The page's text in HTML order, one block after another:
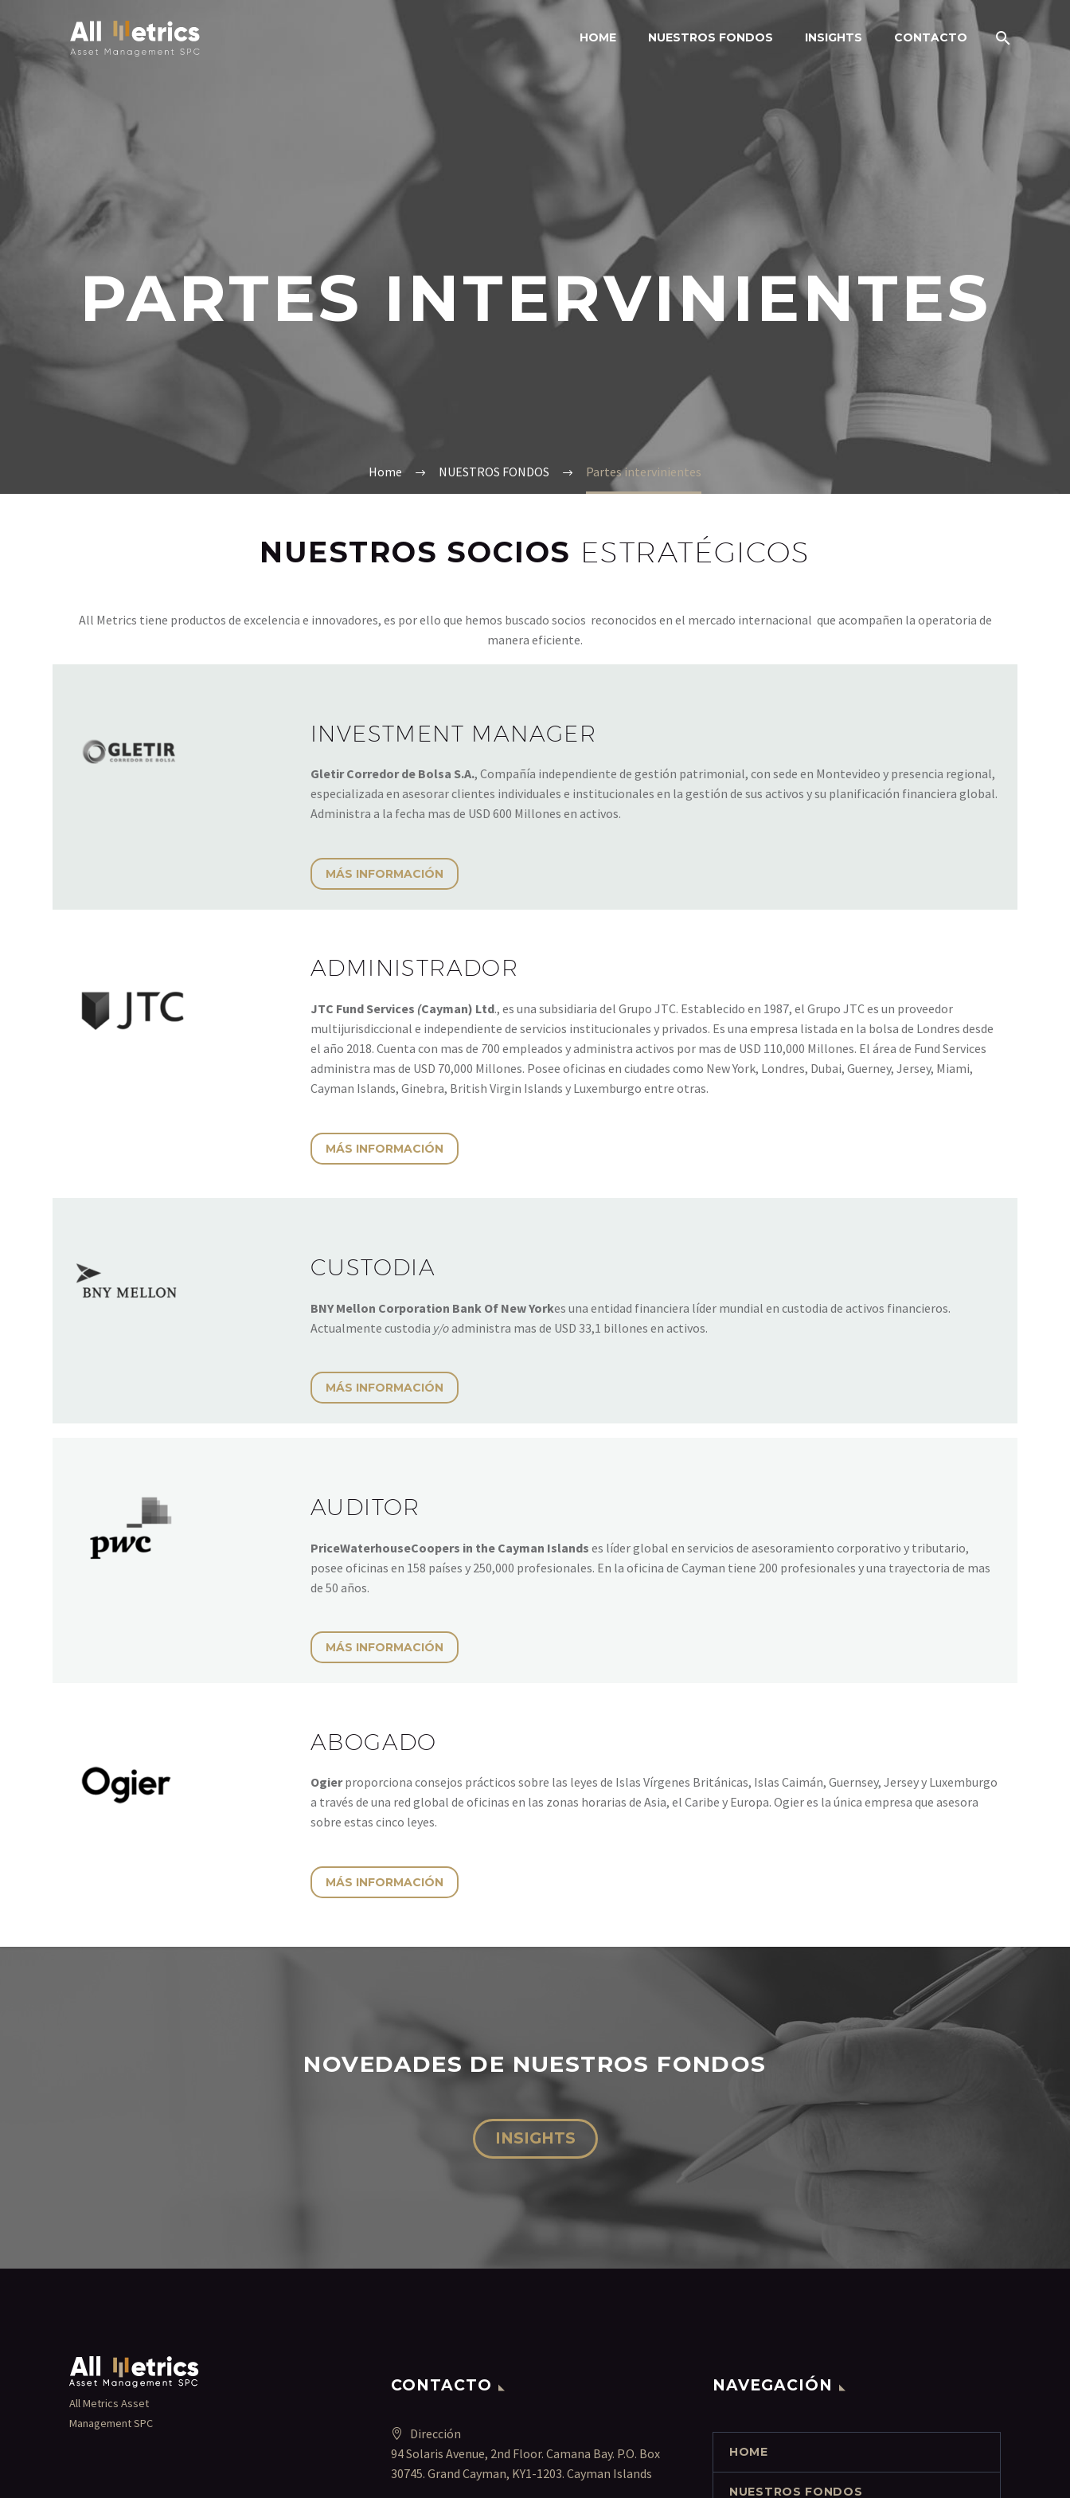
HOME NUESTROS FONDOS INSIGHTS CONTACTO
PARTES INTERVINIENTES
Home NUESTROS FONDOS Partes intervinientes
NUESTROS SOCIOS ESTRATÉGICOS
All Metrics tiene productos de excelencia e innovadores, es por ello que hemos buscado socios reconocidos en el mercado internacional que acompañen la operatoria de
manera eficiente.
INVESTMENT MANAGER
Gletir Corredor de Bolsa S.A., Compañía independiente de gestión patrimonial, con sede en Montevideo y presencia regional,
especializada en asesorar clientes individuales e institucionales en la gestión de sus activos y su planificación financiera global.
Administra a la fecha mas de USD 600 Millones en activos.
MÁS INFORMACIÓN
ADMINISTRADOR
JTC Fund Services (Cayman) Ltd., es una subsidiaria del Grupo JTC. Establecido en 1987, el Grupo JTC es un proveedor
multijurisdiccional e independiente de servicios institucionales y privados. Es una empresa listada en la bolsa de Londres desde
el año 2018. Cuenta con mas de 700 empleados y administra activos por mas de USD 110,000 Millones. El área de Fund Services
administra mas de USD 70,000 Millones. Posee oficinas en ciudades como New York, Londres, Dubai, Guerney, Jersey, Miami,
Cayman Islands, Ginebra, British Virgin Islands y Luxemburgo entre otras.
MÁS INFORMACIÓN
CUSTODIA
BNY Mellon Corporation Bank Of New Yorkes una entidad financiera líder mundial en custodia de activos financieros.
Actualmente custodia y/oadministra mas de USD 33,1 billones en activos.
MÁS INFORMACIÓN
AUDITOR
PriceWaterhouseCoopers in the Cayman Islands es líder global en servicios de asesoramiento corporativo y tributario,
posee oficinas en 158 países y 250,000 profesionales. En la oficina de Cayman tiene 200 profesionales y una trayectoria de mas
de 50 años.
MÁS INFORMACIÓN
ABOGADO
Ogierproporciona consejos prácticos sobre las leyes de Islas Vírgenes Británicas, Islas Caimán, Guernsey, Jersey y Luxemburgo
a través de una red global de oficinas en las zonas horarias de Asia, el Caribe y Europa. Ogier es la única empresa que asesora
sobre estas cinco leyes.
MÁS INFORMACIÓN
NOVEDADES DE NUESTROS FONDOS
INSIGHTS
All Metrics Asset
Management SPC
CONTACTO
Dirección
94 Solaris Avenue, 2nd Floor. Camana Bay. P.O. Box
30745. Grand Cayman, KY1-1203. Cayman Islands
NAVEGACIÓN
HOME
NUESTROS FONDOS